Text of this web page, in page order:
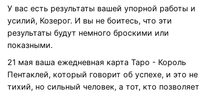
У вас есть результаты вашей упорной работы и
усилий, Козерог. И вы не боитесь, что эти
результаты будут немного броскими или
показными.
21 мая ваша ежедневная карта Таро - Король
Пентаклей, который говорит об успехе, и это не
тихий, но сильный человек, а тот, кто позволяет